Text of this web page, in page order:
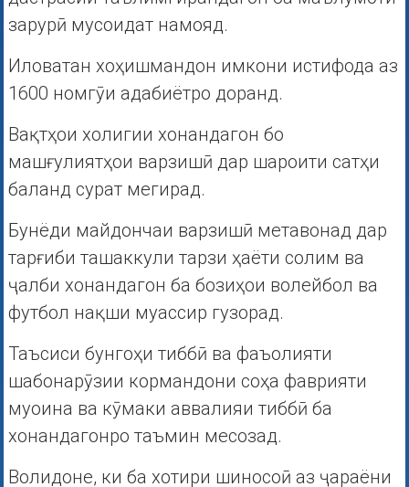
зарурӣ мусоидат намояд.
Иловатан хоҳишмандон имкони истифода аз
1600 номгӯи адабиётро доранд.
Вақтҳои холигии хонандагон бо
машғулиятҳои варзишӣ дар шароити сатҳи
баланд сурат мегирад.
Бунёди майдончаи варзишӣ метавонад дар
тарғиби ташаккули тарзи ҳаёти солим ва
ҷалби хонандагон ба бозиҳои волейбол ва
футбол нақши муассир гузорад.
Таъсиси бунгоҳи тиббӣ ва фаъолияти
шабонарӯзии кормандони соҳа фаврияти
муоина ва кӯмаки аввалияи тиббӣ ба
хонандагонро таъмин месозад.
Волидоне, ки ба хотири шиносоӣ аз ҷараёни